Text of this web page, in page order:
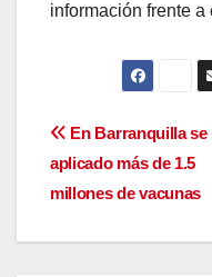
información frente a
de
entradas
En Barranquilla se
aplicado más de 1.5
millones de vacunas